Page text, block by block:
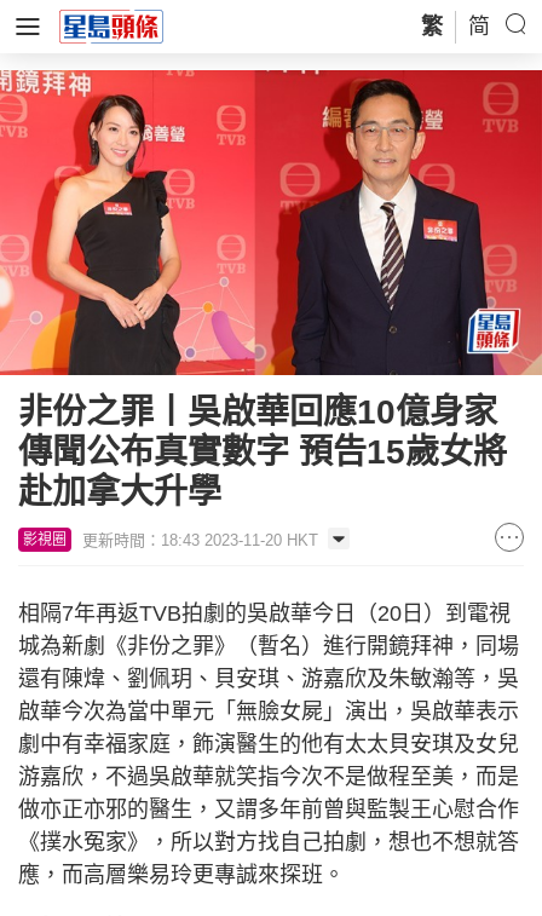
繁 简
非份之罪丨吳啟華回應10億身家
傳聞公布真實數字 預告15歲女將
赴加拿大升學
影視圈 更新時間：18:43 2023-11-20 HKT
相隔7年再返TVB拍劇的吳啟華今日（20日）到電視
城為新劇《非份之罪》（暫名）進行開鏡拜神，同場
還有陳煒、劉佩玥、貝安琪、游嘉欣及朱敏瀚等，吳
啟華今次為當中單元「無臉女屍」演出，吳啟華表示
劇中有幸福家庭，飾演醫生的他有太太貝安琪及女兒
游嘉欣，不過吳啟華就笑指今次不是做程至美，而是
做亦正亦邪的醫生，又謂多年前曾與監製王心慰合作
《撲水冤家》，所以對方找自己拍劇，想也不想就答
應，而高層樂易玲更專誠來探班。